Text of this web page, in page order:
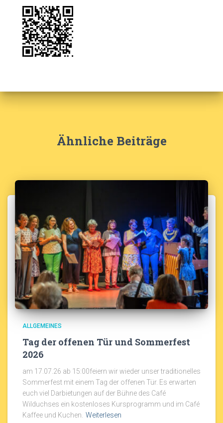
Ähnliche Beiträge
ALLGEMEINES
Tag der offenen Tür und Sommerfest
2026
am 17.07.26 ab 15:00feiern wir wieder unser traditionelles
Sommerfest mit einem Tag der offenen Tür. Es erwarten
euch viel Darbietungen auf der Bühne des Café
Wilduchses ein kostenloses Kursprogramm und im Café
Kaffee und Kuchen. Weiterlesen